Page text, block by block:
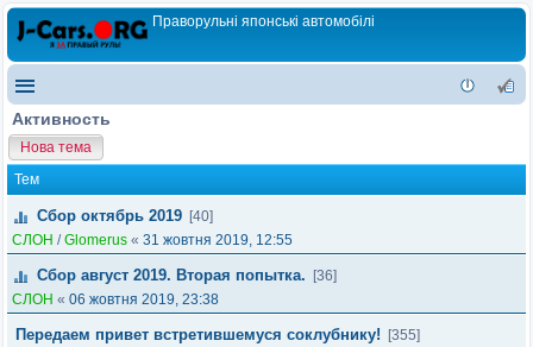
Праворульні японські автомобілі
Активность
Нова тема
Тем
Сбор октябрь 2019 [40]
СЛОН /Glomerus « 31 жовтня 2019, 12:55
Сбор август 2019. Вторая попытка.
[36]
СЛОН « 06 жовтня 2019, 23:38
Передаем привет встретившемуся соклубнику!
[355]